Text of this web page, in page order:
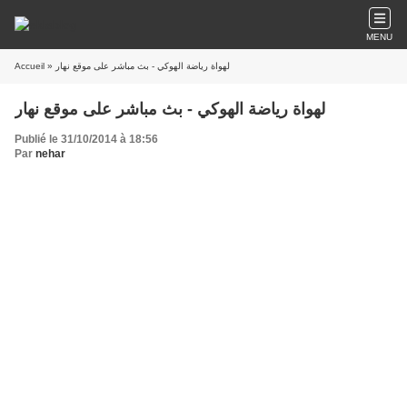
MENU
Accueil » لهواة رياضة الهوكي - بث مباشر على موقع نهار
لهواة رياضة الهوكي - بث مباشر على موقع نهار
Publié le 31/10/2014 à 18:56
Par nehar